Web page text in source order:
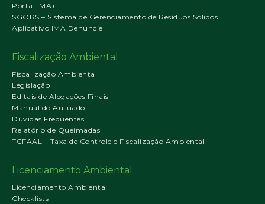
Portal IMA+
SGORS – Sistema de Gerenciamento de Resíduos Sólidos
Aplicativo IMA Denuncie
Fiscalização Ambiental
Fiscalização Ambiental
Legislação
Editais de Alegações Finais
Manual do Autuado
Dúvidas Frequentes
Relatório de Queimadas
TCFAAL – Taxa de Controle e Fiscalização Ambiental
Licenciamento Ambiental
Licenciamento Ambiental
Checklists